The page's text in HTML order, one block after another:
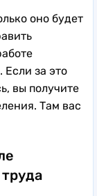
оно будет
Если за это
вы получите
Там вас